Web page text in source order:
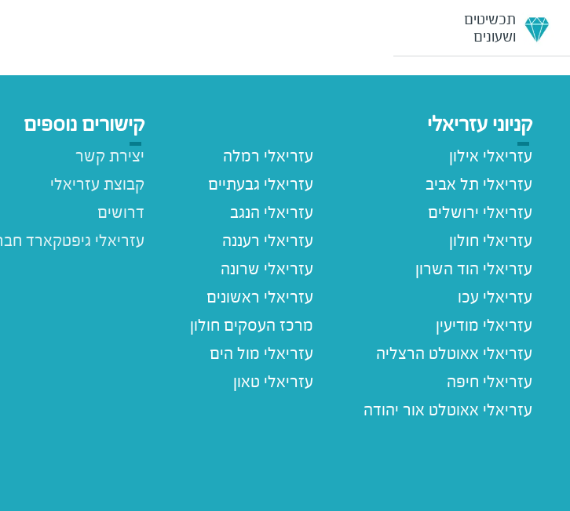
תכשיטים
ושעונים
קניוני עזריאלי
עזריאלי אילון
עזריאלי תל אביב
עזריאלי ירושלים
עזריאלי חולון
עזריאלי הוד השרון
עזריאלי עכו
עזריאלי מודיעין
עזריאלי אאוטלט הרצליה
עזריאלי חיפה
עזריאלי אאוטלט אור יהודה
עזריאלי רמלה
עזריאלי גבעתיים
עזריאלי הנגב
עזריאלי רעננה
עזריאלי שרונה
עזריאלי ראשונים
מרכז העסקים חולון
עזריאלי מול הים
עזריאלי טאון
קישורים נוספים
יצירת קשר
קבוצת עזריאלי
דרושים